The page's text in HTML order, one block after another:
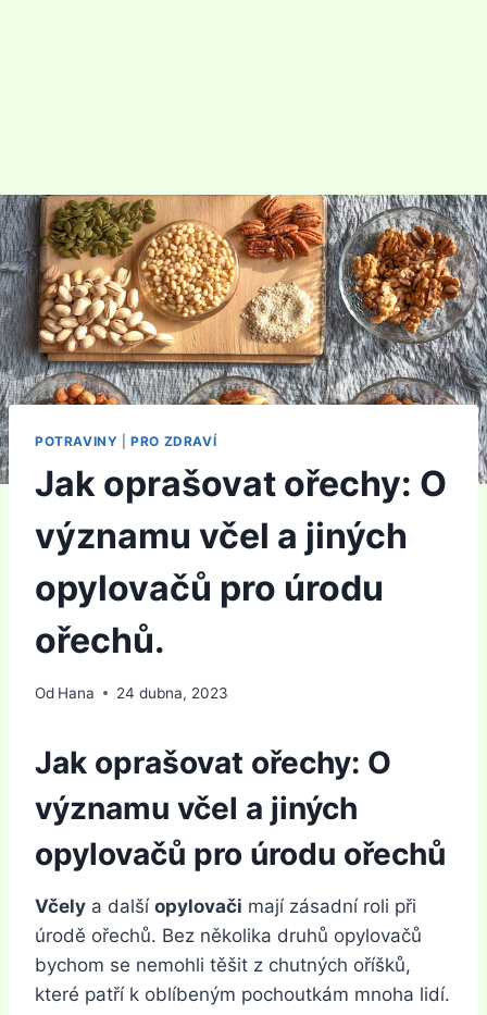
POTRAVINY |PRO ZDRAVÍ
Jak oprašovat ořechy: O
významu včel a jiných
opylovačů pro úrodu
ořechů.
Od Hana 24 dubna, 2023
Jak oprašovat ořechy: O
významu včel a jiných
opylovačů pro úrodu ořechů
Včely a další opylovači mají zásadní roli při
úrodě ořechů. Bez několika druhů opylovačů
bychom se nemohli těšit z chutných oříšků,
které patří k oblíbeným pochoutkám mnoha lidí.